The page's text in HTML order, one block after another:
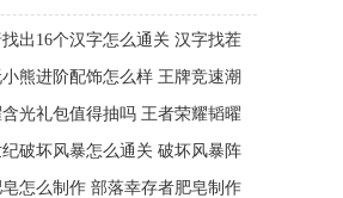
出16个汉字怎么通关 汉字找茬
字通关方法
熊进阶配饰怎么样 王牌竞速潮
介绍
光礼包值得抽吗 王者荣耀韬曜
率公布
破坏风暴怎么通关 破坏风暴阵
怎么制作 部落幸存者肥皂制作